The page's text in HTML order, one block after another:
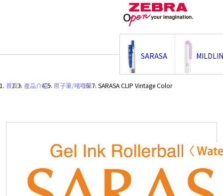
SARASA
首頁・ 產品介紹・ 原子筆/啫喱筆・ SARASA CLIP Vintage Color